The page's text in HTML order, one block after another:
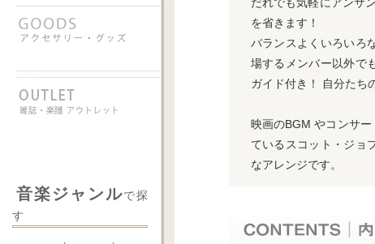
音楽ジャンルで探
す
だれでも気軽にアンサ
を省きます！
バランスよくいろいろ
場するメンバー以外で
ガイド付き！ 自分たち
映画のBGM やコンサ
ているスコット・ジョ
なアレンジです。